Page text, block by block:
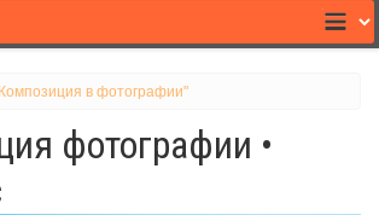
в фотографии"
фотографии •